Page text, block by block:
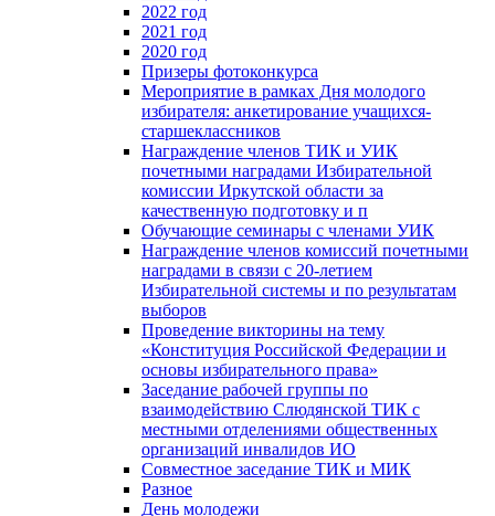
2022 год
2021 год
2020 год
Призеры фотоконкурса
Мероприятие в рамках Дня молодого
избирателя: анкетирование учащихся-
старшеклассников
Награждение членов ТИК и УИК
почетными наградами Избирательной
комиссии Иркутской области за
качественную подготовку и п
Обучающие семинары с членами УИК
Награждение членов комиссий почетными
наградами в связи с 20-летием
Избирательной системы и по результатам
выборов
Проведение викторины на тему
«Конституция Российской Федерации и
основы избирательного права»
Заседание рабочей группы по
взаимодействию Слюдянской ТИК с
местными отделениями общественных
организаций инвалидов ИО
Совместное заседание ТИК и МИК
Разное
День молодежи